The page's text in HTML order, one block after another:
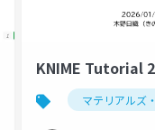
KNIME Tutorial
マテリアルズ